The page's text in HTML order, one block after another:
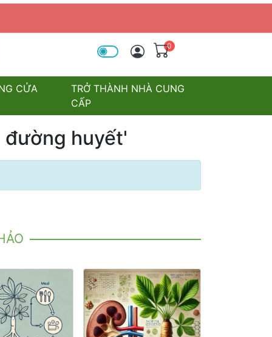
tìm kiếm
0
CỬA
TRỞ THÀNH NHÀ CUNG
CẤP
đường huyết'